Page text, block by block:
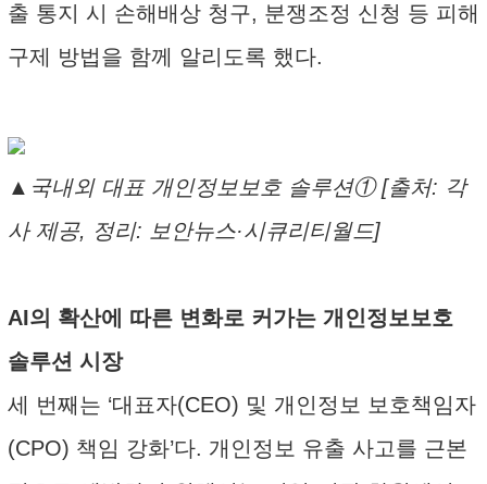
출 통지 시 손해배상 청구, 분쟁조정 신청 등 피해
구제 방법을 함께 알리도록 했다.
▲국내외 대표 개인정보보호 솔루션① [출처: 각
사 제공, 정리: 보안뉴스·시큐리티월드]
AI의 확산에 따른 변화로 커가는 개인정보보호
솔루션 시장
세 번째는 ‘대표자(CEO) 및 개인정보 보호책임자
(CPO) 책임 강화’다. 개인정보 유출 사고를 근본